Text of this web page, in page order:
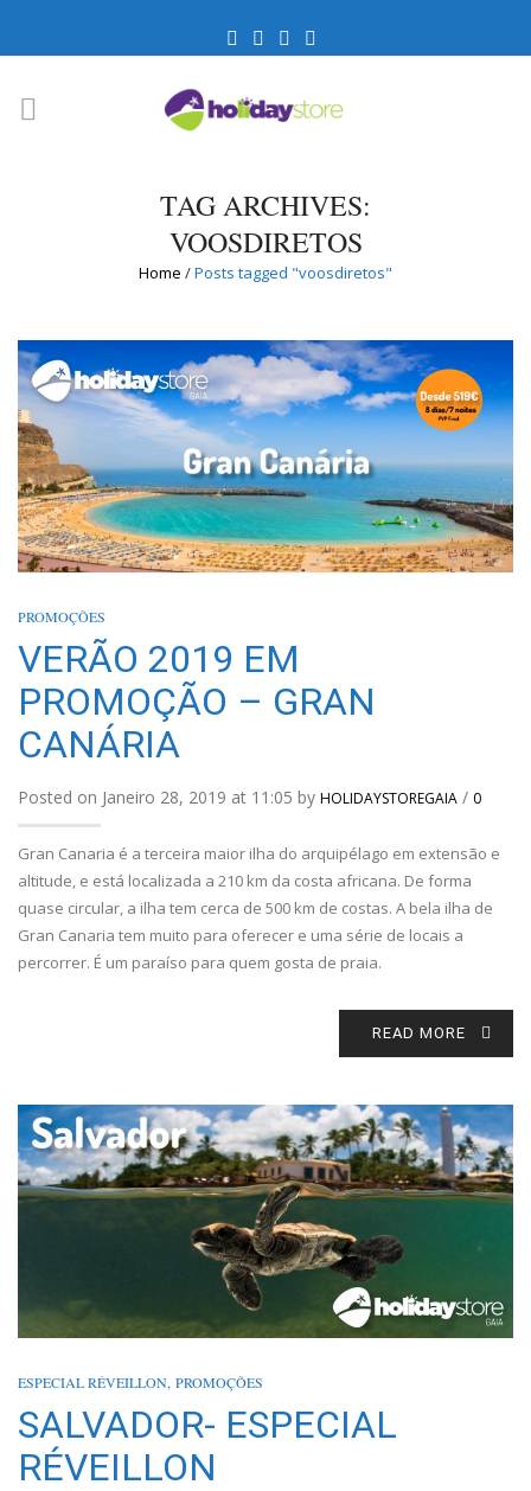
TAG ARCHIVES:
VOOSDIRETOS
Home /Posts tagged "voosdiretos"
PROMOÇÕES
VERÃO 2019 EM
PROMOÇÃO – GRAN
CANÁRIA
Posted on Janeiro 28, 2019 at 11:05 by HOLIDAYSTOREGAIA / 0
Gran Canaria é a terceira maior ilha do arquipélago em extensão e
altitude, e está localizada a 210 km da costa africana. De forma
quase circular, a ilha tem cerca de 500 km de costas. A bela ilha de
Gran Canaria tem muito para oferecer e uma série de locais a
percorrer. É um paraíso para quem gosta de praia.
READ MORE
ESPECIAL RÉVEILLON, PROMOÇÕES
SALVADOR- ESPECIAL
RÉVEILLON